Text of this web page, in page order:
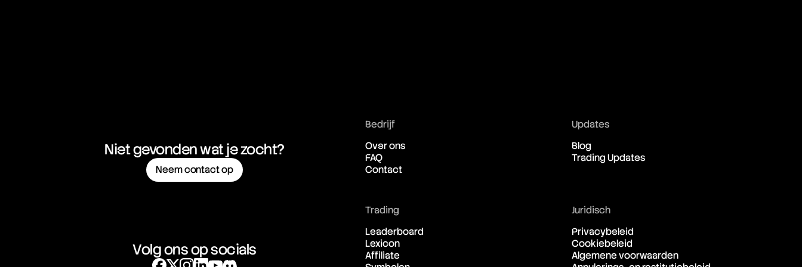
Niet gevonden wat je zocht?
Neem contact op
Volg ons op socials
Bedrijf
Over ons
FAQ
Contact
Updates
Blog
Trading Updates
Trading
Leaderboard
Lexicon
Affiliate
Juridisch
Privacybeleid
Cookiebeleid
Algemene voorwaarden